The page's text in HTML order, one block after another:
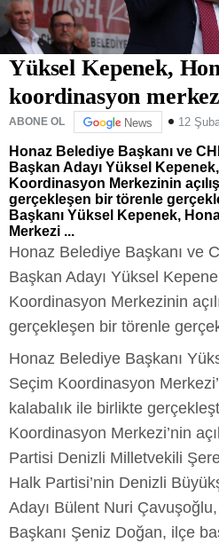
Yüksel Kepenek,
koordinasyon
ABONE OL News 12
Honaz Belediye Başkanı ve
Başkan Adayı Yüksel
Koordinasyon Merkezinin
gerçekleşen bir törenle
Başkanı Yüksel Kepenek,
Merkezi ...
Honaz Belediye Başkanı ve
Başkan Adayı Yüksel
Koordinasyon Merkezinin
gerçekleşen bir törenle
Honaz Belediye Başkanı
Seçim Koordinasyon
kalabalık ile birlikte
Koordinasyon Merkezi’nin
Partisi Denizli Milletvekili
Halk Partisi’nin Denizli
Adayı Bülent Nuri
Başkanı Şeniz Doğan, ilçe